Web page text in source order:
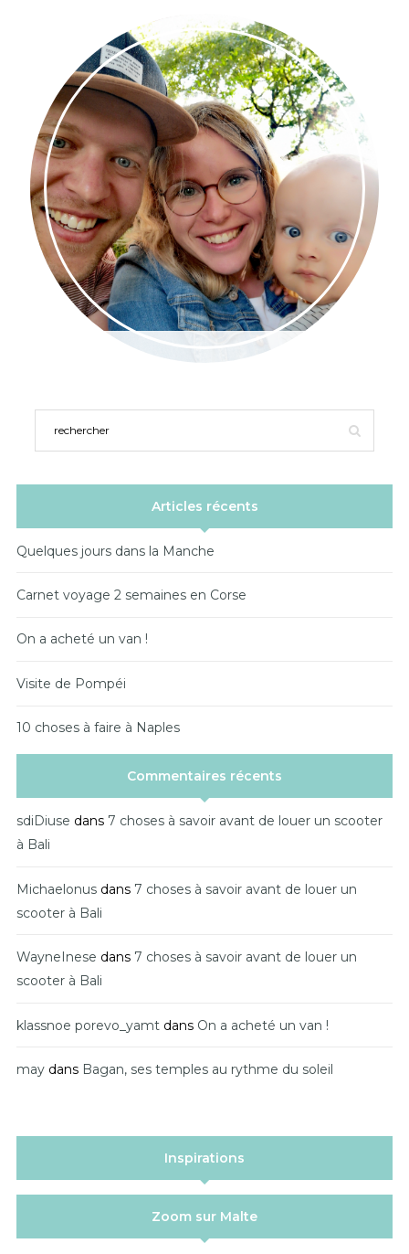
Articles récents
Quelques jours dans la Manche
Carnet voyage 2 semaines en Corse
On a acheté un van !
Visite de Pompéi
10 choses à faire à Naples
Commentaires récents
sdiDiuse dans 7 choses à savoir avant de louer un scooter
à Bali
Michaelonus dans 7 choses à savoir avant de louer un
scooter à Bali
WayneInese dans 7 choses à savoir avant de louer un
scooter à Bali
klassnoe porevo_yamt dans On a acheté un van !
may dans Bagan, ses temples au rythme du soleil
Inspirations
Zoom sur Malte